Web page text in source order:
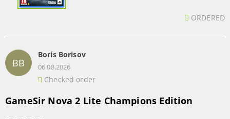
ORDERED
BB
Boris Borisov
06.08.2026
Checked order
GameSir Nova 2 Lite Champions Edition